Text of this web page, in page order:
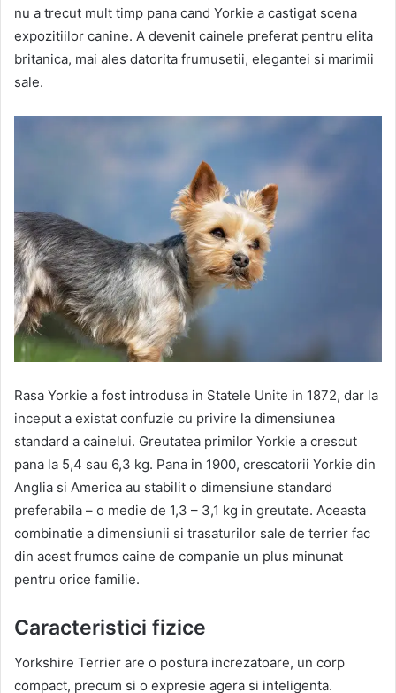
nu a trecut mult timp pana cand Yorkie a castigat scena
expozitiilor canine. A devenit cainele preferat pentru elita
britanica, mai ales datorita frumusetii, elegantei si marimii
sale.
Rasa Yorkie a fost introdusa in Statele Unite in 1872, dar la
inceput a existat confuzie cu privire la dimensiunea
standard a cainelui. Greutatea primilor Yorkie a crescut
pana la 5,4 sau 6,3 kg. Pana in 1900, crescatorii Yorkie din
Anglia si America au stabilit o dimensiune standard
preferabila – o medie de 1,3 – 3,1 kg in greutate. Aceasta
combinatie a dimensiunii si trasaturilor sale de terrier fac
din acest frumos caine de companie un plus minunat
pentru orice familie.
Caracteristici fizice
Yorkshire Terrier are o postura increzatoare, un corp
compact, precum si o expresie agera si inteligenta.